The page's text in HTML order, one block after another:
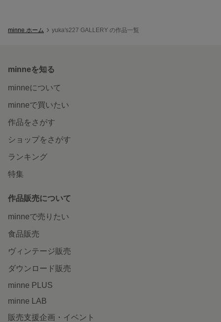
minne ホーム yuka's227 GALLERY の作品一覧
minneを知る
minneについて
minneで買いたい
作品をさがす
ショップをさがす
ランキング
特集
作品販売について
minneで売りたい
食品販売
ヴィンテージ販売
ダウンロード販売
minne PLUS
minne LAB
販売支援企画・イベント